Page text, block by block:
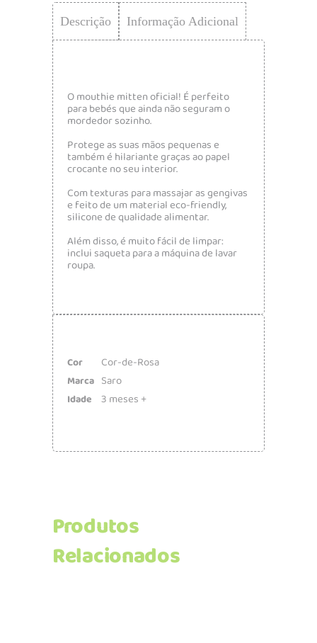
Descrição Informação Adicional
O mouthie mitten oficial! É perfeito
para bebés que ainda não seguram o
mordedor sozinho.
Protege as suas mãos pequenas e
também é hilariante graças ao papel
crocante no seu interior.
Com texturas para massajar as gengivas
e feito de um material eco-friendly,
silicone de qualidade alimentar.
Além disso, é muito fácil de limpar:
inclui saqueta para a máquina de lavar
roupa.
Cor Cor-de-Rosa
Marca Saro
Idade 3 meses +
Produtos
Relacionados